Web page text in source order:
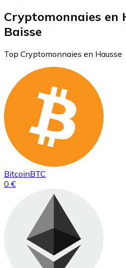
Cryptomonnaies en
Baisse
Top Cryptomonnaies en Hausse
BitcoinBTC
0 €